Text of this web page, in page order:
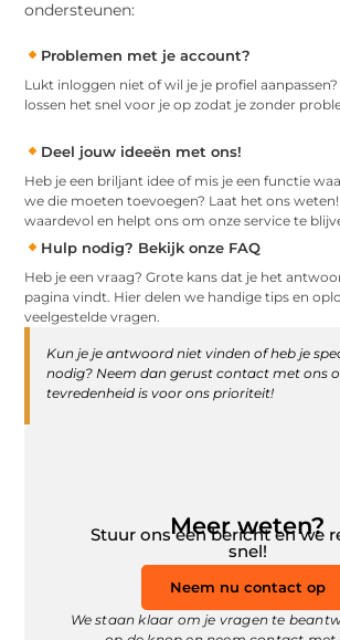
ondersteunen:
Problemen met je account?
Lukt inloggen niet of wil je je profiel
lossen het snel voor je op zodat je zonder
Deel jouw ideeën met ons!
Heb je een briljant idee of mis je een functie
we die moeten toevoegen? Laat het ons
waardevol en helpt ons om onze service te
Hulp nodig? Bekijk onze FAQ
Heb je een vraag? Grote kans dat je het
pagina vindt. Hier delen we handige tips en
veelgestelde vragen.
Kun je je antwoord niet vinden of heb je
nodig? Neem dan gerust contact met ons
tevredenheid is voor ons prioriteit!
Meer weten?
Stuur ons een bericht en we
snel!
Neem nu contact op
We staan klaar om je vragen te